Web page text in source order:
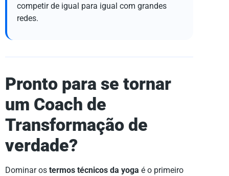
competir de igual para igual com grandes
redes.
Pronto para se tornar
um Coach de
Transformação de
verdade?
Dominar os termos técnicos da yoga é o primeiro